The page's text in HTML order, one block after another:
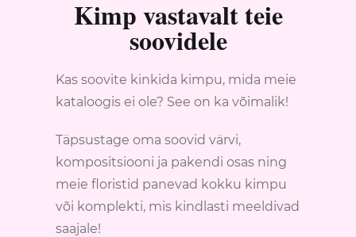
Kimp vastavalt teie
soovidele
Kas soovite kinkida kimpu, mida meie
kataloogis ei ole? See on ka võimalik!
Täpsustage oma soovid värvi,
kompositsiooni ja pakendi osas ning
meie floristid panevad kokku kimpu
või komplekti, mis kindlasti meeldivad
saajale!